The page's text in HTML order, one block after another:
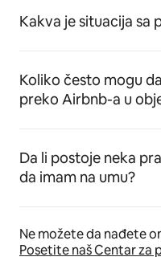
Kakva je situacija sa
Koliko često mogu
preko Airbnb-a u
Da li postoje neka
da imam na umu?
Ne možete da nađete
Posetite naš Centar za